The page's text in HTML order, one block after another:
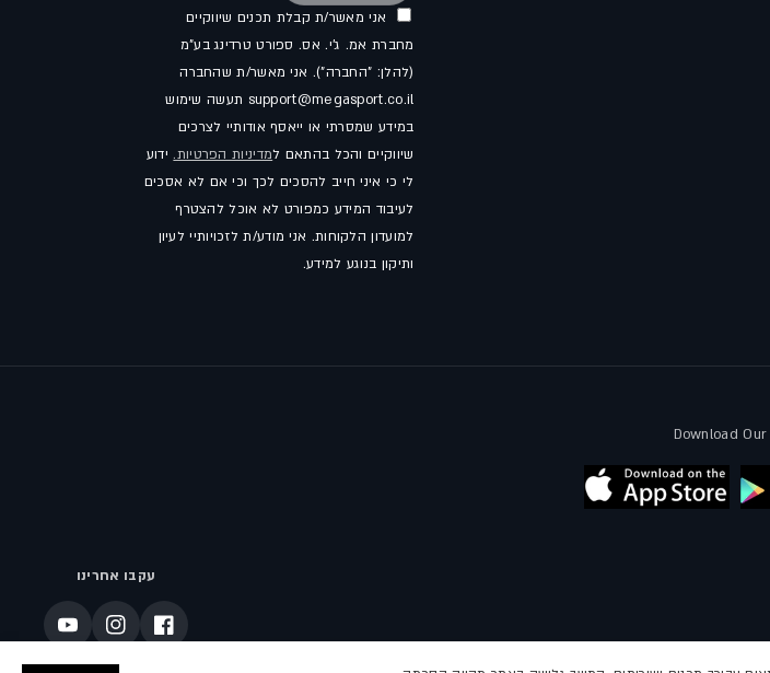
אני מאשר/ת קבלת תכנים שיווקיים
מחברת אמ. ג'י. אס. ספורט טרדינג בע"מ
(להלן: "החברה"). אני מאשר/ת שהחברה
support@megasport.co.il תעשה שימוש
במידע שמסרתי או ייאסף אודותיי לצרכים
שיווקיים והכל בהתאם למדיניות הפרטיות.ידוע
לי כי איני חייב להסכים לכך וכי אם לא אסכים
לעיבוד המידע כמפורט לא אוכל להצטרף
למועדון הלקוחות. אני מודע/ת לזכויותיי לעיון
ותיקון בנוגע למידע.
Download Our
עקבו אחרינו
פייסבוקאינסטגרם
יוטיוב